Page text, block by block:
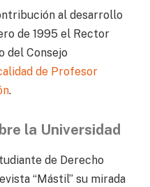
al desarrollo
de 1995 el Rector
del Consejo
de Profesor
.
la Universidad
de Derecho
“Mástil” su mirada